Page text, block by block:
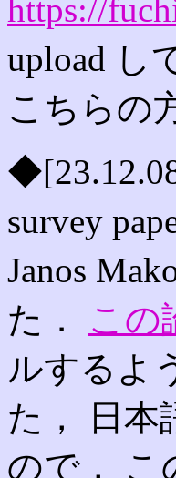
https://
upload し
こちらの
survey
Janos
た． この
ルするよ
た， 日本
ので， こ